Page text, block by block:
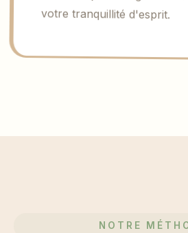
votre tranquillité d'esprit.
NOTRE